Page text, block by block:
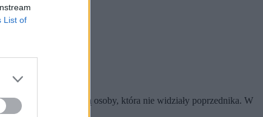
List of
najmocniej odczują osoby, która nie widziały poprzednika. W